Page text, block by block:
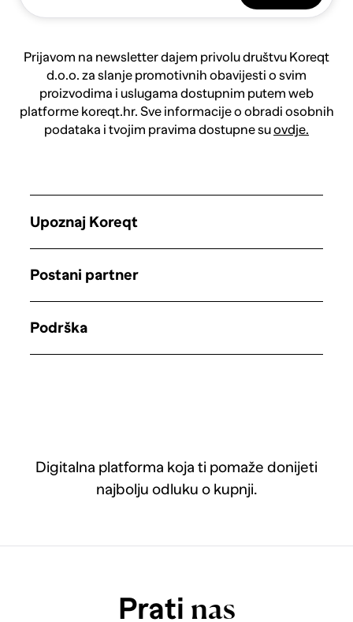
Prijavom na newsletter dajem privolu društvu Koreqt
d.o.o. za slanje promotivnih obavijesti o svim
proizvodima i uslugama dostupnim putem web
platforme koreqt.hr. Sve informacije o obradi osobnih
podataka i tvojim pravima dostupne suovdje.
Digitalna platforma koja ti pomaže donijeti
najbolju odluku o kupnji.
Upoznaj Koreqt
Postani partner
Podrška
Prati nas